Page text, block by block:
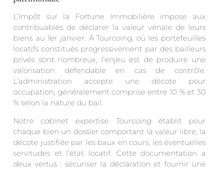
L’Impôt sur la Fortune Immobilière impose aux
contribuables de déclarer la valeur vénale de leurs
biens au 1er janvier. À Tourcoing, où les portefeuilles
locatifs constitués progressivement par des bailleurs
privés sont nombreux, l’enjeu est de produire une
valorisation défendable en cas de contrôle.
L’administration accepte une décote pour
occupation, généralement comprise entre 10 % et 30
% selon la nature du bail.
Notrecabinet expertise Tourcoingétablit pour
chaque bien un dossier comportant la valeur libre, la
décote justifiée par les baux en cours, les éventuelles
servitudes et l’état locatif. Cette documentation a
deux vertus : sécuriser la déclaration et fournir une